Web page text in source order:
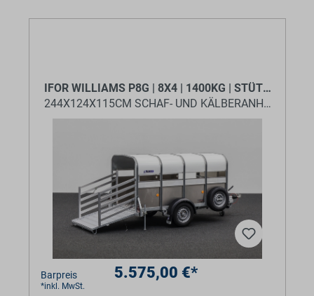
IFOR WILLIAMS P8G | 8X4 | 1400KG | STÜTZEN
244X124X115CM SCHAF- UND KÄLBERANHÄNGER
Barpreis 5.575,00 €*
*inkl. MwSt.